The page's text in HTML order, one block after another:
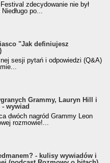
zdecydowanie nie był
po...
"Jak definiujesz
sesji pytań i odpowiedzi (Q&A)
Grammy, Lauryn Hill i
wywiad
dwóch nagród Grammy Leon
rozmowie!...
- kulisy wywiadów i